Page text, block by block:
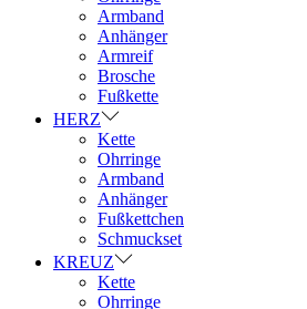
Armband
Anhänger
Armreif
Brosche
Fußkette
HERZ
Kette
Ohrringe
Armband
Anhänger
Fußkettchen
Schmuckset
KREUZ
Kette
Ohrringe